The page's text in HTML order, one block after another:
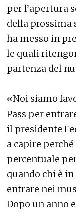
per l’apertura
della prossima
ha messo in
le quali
partenza del
«Noi siamo
Pass per
il presidente
a capire
percentuale
quando chi è in
entrare nei
Dopo un anno